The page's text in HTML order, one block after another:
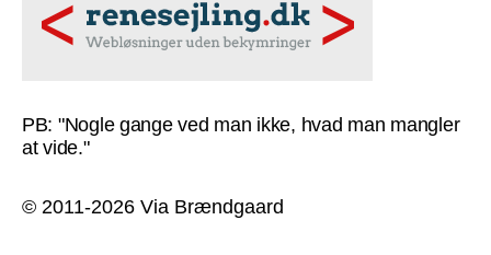
PB: "Nogle gange ved man ikke, hvad man mangler
at vide."
© 2011-2026 Via Brændgaard